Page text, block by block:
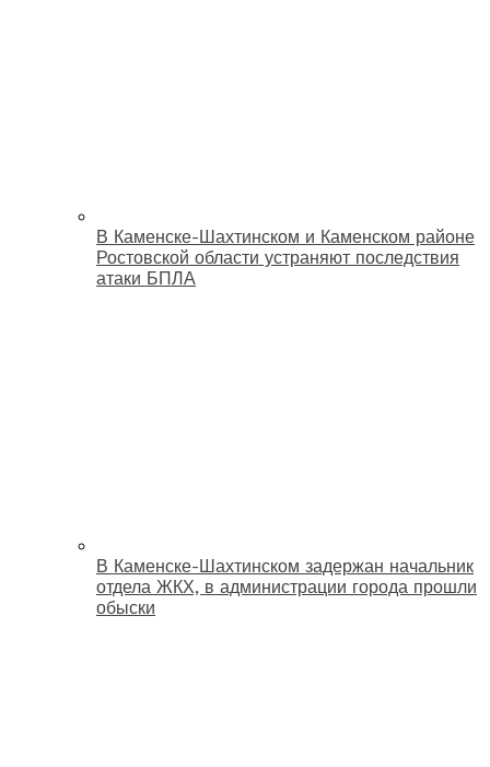
В Каменске-Шахтинском и Каменском районе
Ростовской области устраняют последствия
атаки БПЛА
В Каменске-Шахтинском задержан начальник
отдела ЖКХ, в администрации города прошли
обыски